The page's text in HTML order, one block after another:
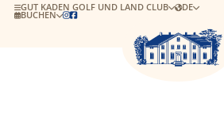
BUCHEN 
GUT KADEN GOLF UND LAND CLUB DE